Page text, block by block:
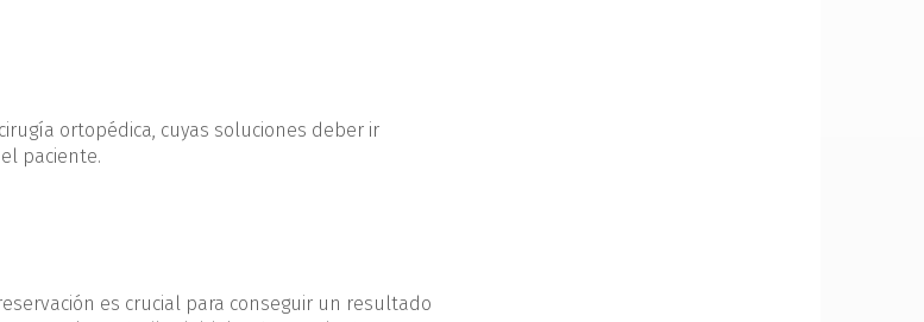
ortopédica, cuyas soluciones deber ir
paciente.
es crucial para conseguir un resultado